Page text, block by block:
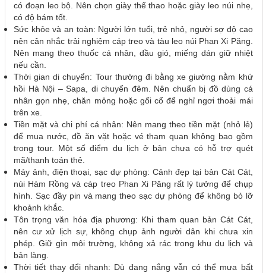
có đoạn leo bộ. Nên chọn giày thể thao hoặc giày leo núi nhẹ,
có độ bám tốt.
Sức khỏe và an toàn: Người lớn tuổi, trẻ nhỏ, người sợ độ cao
nên cân nhắc trải nghiệm cáp treo và tàu leo núi Phan Xi Păng.
Nên mang theo thuốc cá nhân, dầu gió, miếng dán giữ nhiệt
nếu cần.
Thời gian di chuyển: Tour thường đi bằng xe giường nằm khứ
hồi Hà Nội – Sapa, di chuyển đêm. Nên chuẩn bị đồ dùng cá
nhân gọn nhẹ, chăn mỏng hoặc gối cổ để nghỉ ngơi thoải mái
trên xe.
Tiền mặt và chi phí cá nhân: Nên mang theo tiền mặt (nhỏ lẻ)
để mua nước, đồ ăn vặt hoặc vé tham quan không bao gồm
trong tour. Một số điểm du lịch ở bản chưa có hỗ trợ quét
mã/thanh toán thẻ.
Máy ảnh, điện thoại, sạc dự phòng: Cảnh đẹp tại bản Cát Cát,
núi Hàm Rồng và cáp treo Phan Xi Păng rất lý tưởng để chụp
hình. Sạc đầy pin và mang theo sạc dự phòng để không bỏ lỡ
khoảnh khắc.
Tôn trọng văn hóa địa phương: Khi tham quan bản Cát Cát,
nên cư xử lịch sự, không chụp ảnh người dân khi chưa xin
phép. Giữ gìn môi trường, không xả rác trong khu du lịch và
bản làng.
Thời tiết thay đổi nhanh: Dù đang nắng vẫn có thể mưa bất